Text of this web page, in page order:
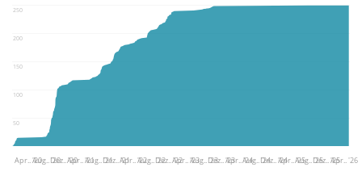
50
100
150
200
250
Apr.. '20Aug.. '20Dez.. '20Apr.. '21Aug.. '21Dez.. '21Apr.. '22Aug.. '22Dez.. '22Apr.. '23Aug.. '23Dez.. '23Apr.. '24Aug.. '24Dez.. '24Apr.. '25Aug.. '25Dez.. '25Apr.. '26